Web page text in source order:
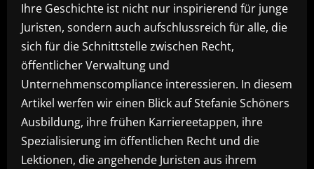
Ihre Geschichte ist nicht nur inspirierend für junge
Juristen, sondern auch aufschlussreich für alle, die
sich für die Schnittstelle zwischen Recht,
öffentlicher Verwaltung und
Unternehmenscompliance interessieren. In diesem
Artikel werfen wir einen Blick auf Stefanie Schöners
Ausbildung, ihre frühen Karriereetappen, ihre
Spezialisierung im öffentlichen Recht und die
Lektionen, die angehende Juristen aus ihrem